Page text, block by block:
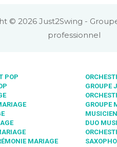
© 2026 Just2Swing -
professionnel
POP
MARIAGE
GROUPE
GROUPE
DUO